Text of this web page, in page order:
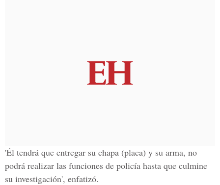
'Él tendrá que entregar su chapa (placa) y su arma, no
podrá realizar las funciones de policía hasta que culmine
su investigación', enfatizó.